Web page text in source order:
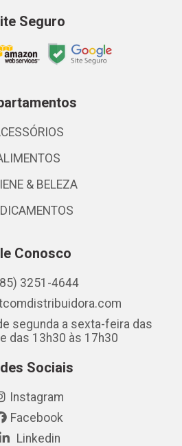
Seguro
& BELEZA
Conosco
3251-4644
segunda a sexta-feira das
das 13h30 às 17h30
Sociais
Instagram
Facebook
Linkedin